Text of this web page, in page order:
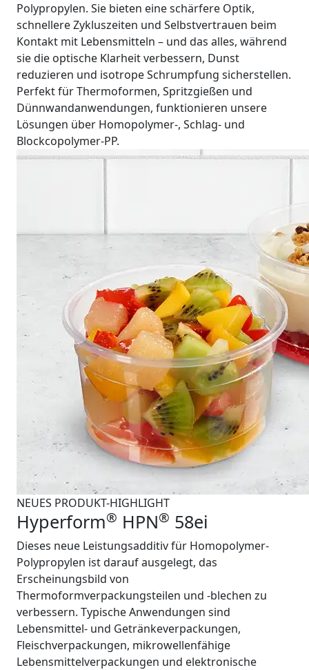
Polypropylen. Sie bieten eine schärfere Optik,
schnellere Zykluszeiten und Selbstvertrauen beim
Kontakt mit Lebensmitteln – und das alles, während
sie die optische Klarheit verbessern, Dunst
reduzieren und isotrope Schrumpfung sicherstellen.
Perfekt für Thermoformen, Spritzgießen und
Dünnwandanwendungen, funktionieren unsere
Lösungen über Homopolymer-, Schlag- und
Blockcopolymer-PP.
NEUES PRODUKT-HIGHLIGHT
Hyperform® HPN® 58ei
Dieses neue Leistungsadditiv für Homopolymer-
Polypropylen ist darauf ausgelegt, das
Erscheinungsbild von
Thermoformverpackungsteilen und -blechen zu
verbessern. Typische Anwendungen sind
Lebensmittel- und Getränkeverpackungen,
Fleischverpackungen, mikrowellenfähige
Lebensmittelverpackungen und elektronische